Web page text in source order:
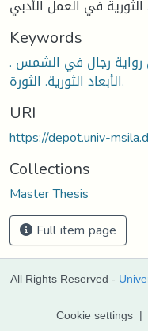
Keywords
رواية رجال في الشمس .
الأبعاد الثورية. الثورة.
URI
https://depot.univ-
Collections
Master Thesis
Full item page
All Rights Reserved -
Cookie settings |